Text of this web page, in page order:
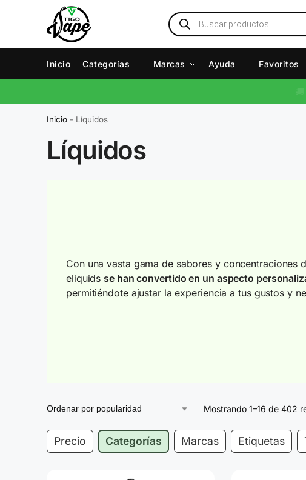
Inicio Categorías Marcas Ayuda Favoritos
Inicio - Líquidos
Líquidos
Con una vasta gama de sabores y concentraciones
eliquids se han convertido en un aspecto
permitiéndote ajustar la experiencia a tus gustos y
Mostrando 1–16 de 402
Precio Categorías Marcas Etiquetas